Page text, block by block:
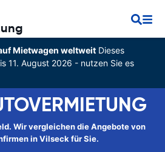
Mietwagen weltweitDieses
11. August 2026 - nutzen Sie es
Wir vergleichen die Angebote von
in Vilseck für Sie.